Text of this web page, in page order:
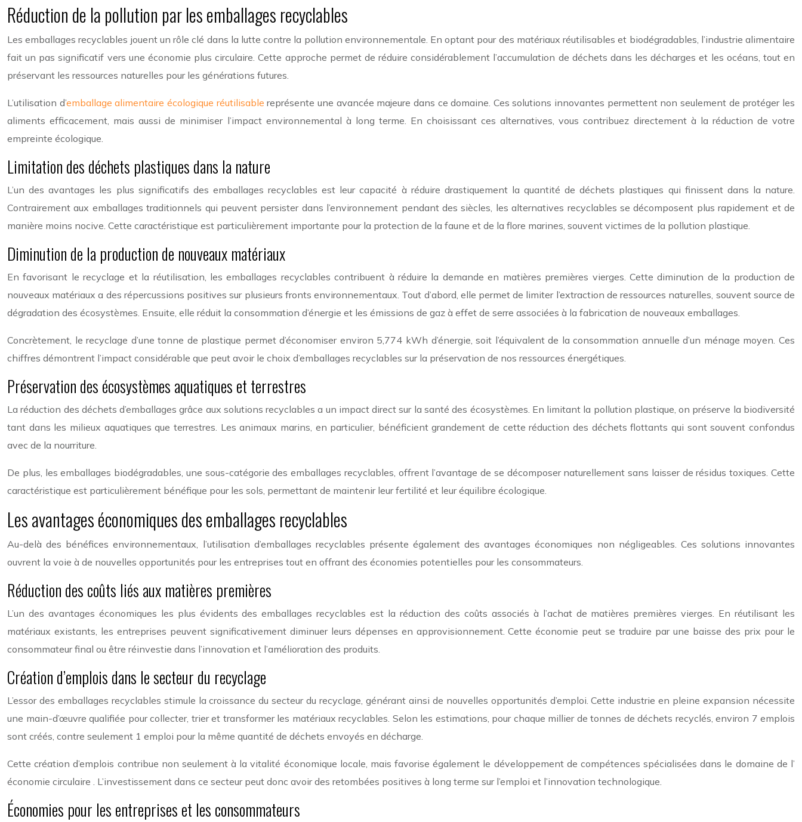
Réduction de la pollution par les emballages recyclables
Les emballages recyclables jouent un rôle clé dans la lutte contre la pollution environnementale. En optant pour des matériaux réutilisables et biodégradables, l’industrie alimentaire
fait un pas significatif vers une économie plus circulaire. Cette approche permet de réduire considérablement l’accumulation de déchets dans les décharges et les océans, tout en
préservant les ressources naturelles pour les générations futures.
L’utilisation d’emballage alimentaire écologique réutilisablereprésente une avancée majeure dans ce domaine. Ces solutions innovantes permettent non seulement de protéger les
aliments efficacement, mais aussi de minimiser l’impact environnemental à long terme. En choisissant ces alternatives, vous contribuez directement à la réduction de votre
empreinte écologique.
Limitation des déchets plastiques dans la nature
L’un des avantages les plus significatifs des emballages recyclables est leur capacité à réduire drastiquement la quantité de déchets plastiques qui finissent dans la nature.
Contrairement aux emballages traditionnels qui peuvent persister dans l’environnement pendant des siècles, les alternatives recyclables se décomposent plus rapidement et de
manière moins nocive. Cette caractéristique est particulièrement importante pour la protection de la faune et de la flore marines, souvent victimes de la pollution plastique.
Diminution de la production de nouveaux matériaux
En favorisant le recyclage et la réutilisation, les emballages recyclables contribuent à réduire la demande en matières premières vierges. Cette diminution de la production de
nouveaux matériaux a des répercussions positives sur plusieurs fronts environnementaux. Tout d’abord, elle permet de limiter l’extraction de ressources naturelles, souvent source de
dégradation des écosystèmes. Ensuite, elle réduit la consommation d’énergie et les émissions de gaz à effet de serre associées à la fabrication de nouveaux emballages.
Concrètement, le recyclage d’une tonne de plastique permet d’économiser environ 5,774 kWh d’énergie, soit l’équivalent de la consommation annuelle d’un ménage moyen. Ces
chiffres démontrent l’impact considérable que peut avoir le choix d’emballages recyclables sur la préservation de nos ressources énergétiques.
Préservation des écosystèmes aquatiques et terrestres
La réduction des déchets d’emballages grâce aux solutions recyclables a un impact direct sur la santé des écosystèmes. En limitant la pollution plastique, on préserve la biodiversité
tant dans les milieux aquatiques que terrestres. Les animaux marins, en particulier, bénéficient grandement de cette réduction des déchets flottants qui sont souvent confondus
avec de la nourriture.
De plus, les emballages biodégradables, une sous-catégorie des emballages recyclables, offrent l’avantage de se décomposer naturellement sans laisser de résidus toxiques. Cette
caractéristique est particulièrement bénéfique pour les sols, permettant de maintenir leur fertilité et leur équilibre écologique.
Les avantages économiques des emballages recyclables
Au-delà des bénéfices environnementaux, l’utilisation d’emballages recyclables présente également des avantages économiques non négligeables. Ces solutions innovantes
ouvrent la voie à de nouvelles opportunités pour les entreprises tout en offrant des économies potentielles pour les consommateurs.
Réduction des coûts liés aux matières premières
L’un des avantages économiques les plus évidents des emballages recyclables est la réduction des coûts associés à l’achat de matières premières vierges. En réutilisant les
matériaux existants, les entreprises peuvent significativement diminuer leurs dépenses en approvisionnement. Cette économie peut se traduire par une baisse des prix pour le
consommateur final ou être réinvestie dans l’innovation et l’amélioration des produits.
Création d’emplois dans le secteur du recyclage
L’essor des emballages recyclables stimule la croissance du secteur du recyclage, générant ainsi de nouvelles opportunités d’emploi. Cette industrie en pleine expansion nécessite
une main-d’œuvre qualifiée pour collecter, trier et transformer les matériaux recyclables. Selon les estimations, pour chaque millier de tonnes de déchets recyclés, environ 7 emplois
sont créés, contre seulement 1 emploi pour la même quantité de déchets envoyés en décharge.
Cette création d’emplois contribue non seulement à la vitalité économique locale, mais favorise également le développement de compétences spécialisées dans le domaine de l’
économie circulaire . L’investissement dans ce secteur peut donc avoir des retombées positives à long terme sur l’emploi et l’innovation technologique.
Économies pour les entreprises et les consommateurs